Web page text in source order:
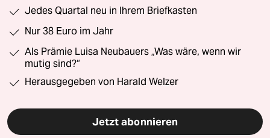
Jedes Quartal neu in Ihrem Briefkasten
Nur 38 Euro im Jahr
Als Prämie Luisa Neubauers „Was wäre, wenn wir
mutig sind?“
Herausgegeben von Harald Welzer
Jetzt abonnieren